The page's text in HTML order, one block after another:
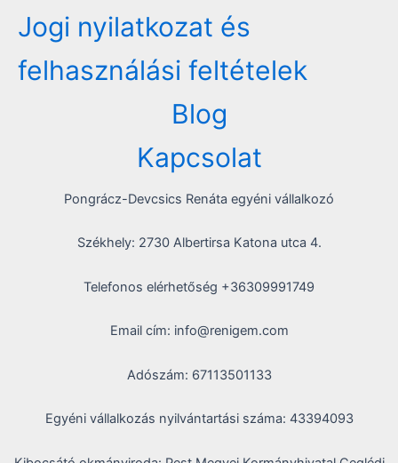
Jogi nyilatkozat és
felhasználási feltételek
Blog
Kapcsolat
Pongrácz-Devcsics Renáta egyéni vállalkozó
Székhely: 2730 Albertirsa Katona utca 4.
Telefonos elérhetőség +36309991749
Email cím: info@renigem.com
Adószám: 67113501133
Egyéni vállalkozás nyilvántartási száma: 43394093